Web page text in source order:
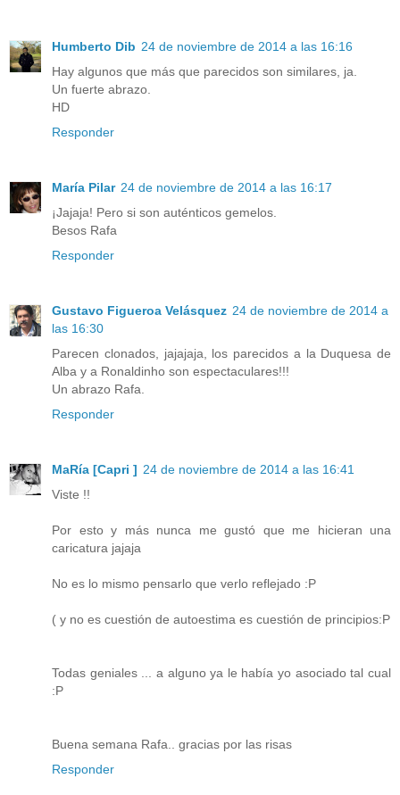
Humberto Dib 24 de noviembre de 2014 a las 16:16
Hay algunos que más que parecidos son similares, ja.
Un fuerte abrazo.
HD
Responder
María Pilar 24 de noviembre de 2014 a las 16:17
¡Jajaja! Pero si son auténticos gemelos.
Besos Rafa
Responder
Gustavo Figueroa Velásquez 24 de noviembre de 2014 a
las 16:30
Parecen clonados, jajajaja, los parecidos a la Duquesa de
Alba y a Ronaldinho son espectaculares!!!
Un abrazo Rafa.
Responder
MaRía [Capri ] 24 de noviembre de 2014 a las 16:41
Viste !!
Por esto y más nunca me gustó que me hicieran una
caricatura jajaja
No es lo mismo pensarlo que verlo reflejado :P
( y no es cuestión de autoestima es cuestión de principios:P
Todas geniales ... a alguno ya le había yo asociado tal cual
:P
Buena semana Rafa.. gracias por las risas
Responder